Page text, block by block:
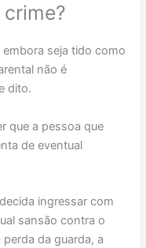
seja tido como
não é
dito.
que a pessoa que
de eventual
ingressar com
sansão contra o
da guarda, a